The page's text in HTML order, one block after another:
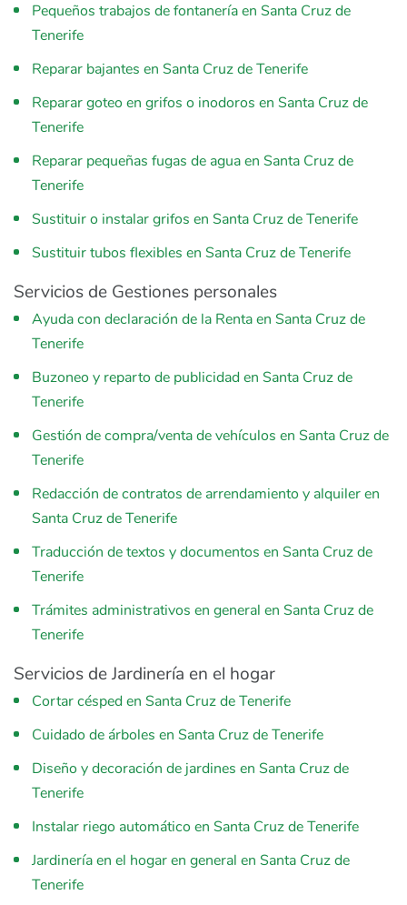
Pequeños trabajos de fontanería en Santa Cruz de
Tenerife
Reparar bajantes en Santa Cruz de Tenerife
Reparar goteo en grifos o inodoros en Santa Cruz de
Tenerife
Reparar pequeñas fugas de agua en Santa Cruz de
Tenerife
Sustituir o instalar grifos en Santa Cruz de Tenerife
Sustituir tubos flexibles en Santa Cruz de Tenerife
Servicios de Gestiones personales
Ayuda con declaración de la Renta en Santa Cruz de
Tenerife
Buzoneo y reparto de publicidad en Santa Cruz de
Tenerife
Gestión de compra/venta de vehículos en Santa Cruz de
Tenerife
Redacción de contratos de arrendamiento y alquiler en
Santa Cruz de Tenerife
Traducción de textos y documentos en Santa Cruz de
Tenerife
Trámites administrativos en general en Santa Cruz de
Tenerife
Servicios de Jardinería en el hogar
Cortar césped en Santa Cruz de Tenerife
Cuidado de árboles en Santa Cruz de Tenerife
Diseño y decoración de jardines en Santa Cruz de
Tenerife
Instalar riego automático en Santa Cruz de Tenerife
Jardinería en el hogar en general en Santa Cruz de
Tenerife